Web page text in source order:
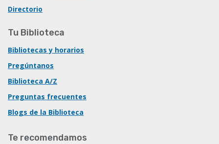
Directorio
Tu Biblioteca
Bibliotecas y horarios
Pregúntanos
Biblioteca A/Z
Preguntas frecuentes
Blogs de la Biblioteca
Te recomendamos